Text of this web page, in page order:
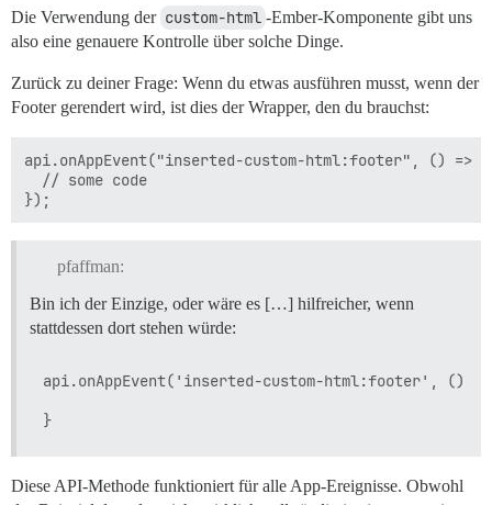
Die Verwendung der custom-html -Ember-Komponente gibt uns
also eine genauere Kontrolle über solche Dinge.
Zurück zu deiner Frage: Wenn du etwas ausführen musst, wenn der
Footer gerendert wird, ist dies der Wrapper, den du brauchst:
api.onAppEvent("inserted-custom-html:footer", () => {
  // some code
pfaffman:
Bin ich der Einzige, oder wäre es […] hilfreicher, wenn
stattdessen dort stehen würde:
api.onAppEvent('inserted-custom-html:footer', ()
Diese API-Methode funktioniert für alle App-Ereignisse. Obwohl